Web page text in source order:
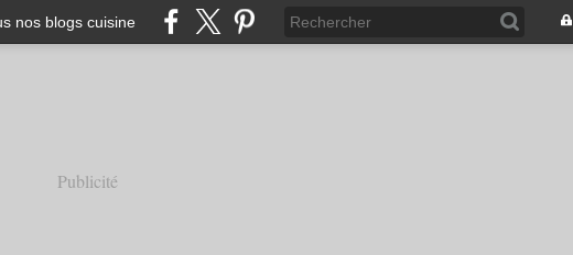
nos blogs cuisine
Publicité